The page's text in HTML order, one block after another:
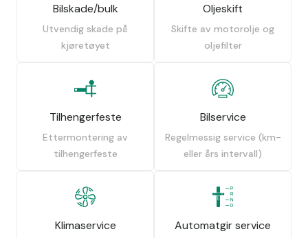
Bilskade/bulk
Utvendig skade på
kjøretøyet
Oljeskift
Skifte av motorolje og
oljefilter
Tilhengerfeste
Ettermontering av
tilhengerfeste
Bilservice
Regelmessig service (km-
eller års intervall)
Klimaservice Automatgir service